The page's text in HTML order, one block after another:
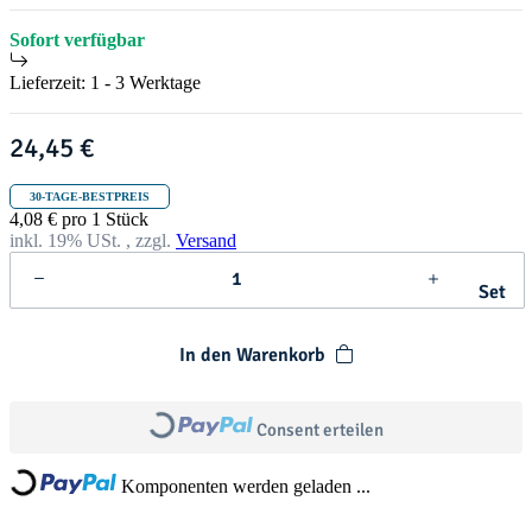
Sofort verfügbar
Lieferzeit: 1 - 3 Werktage
24,45 €
30-TAGE-BESTPREIS
4,08 € pro 1 Stück
inkl. 19% USt. , zzgl. Versand
Set
In den Warenkorb
Loading... Consent erteilen
Loading... Komponenten werden geladen ...